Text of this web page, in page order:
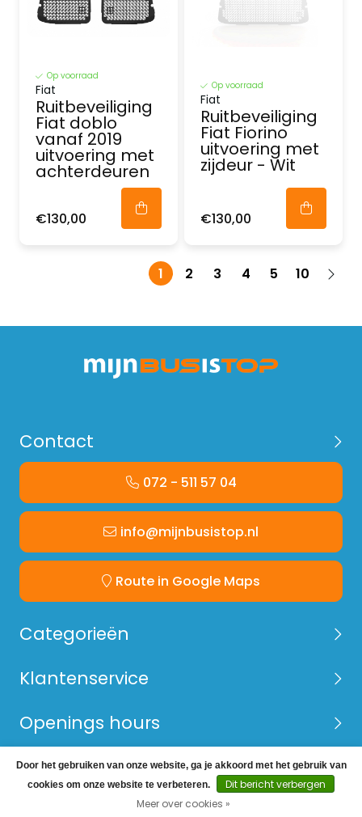
Op voorraad
Fiat
Ruitbeveiliging
Fiat doblo
vanaf 2019
uitvoering met
achterdeuren
€130,00
Op voorraad
Fiat
Ruitbeveiliging
Fiat Fiorino
uitvoering met
zijdeur - Wit
€130,00
1 2 3 4 5 10
Contact
072 - 511 57 04
info@mijnbusistop.nl
Route in Google Maps
Categorieën
Klantenservice
Openings hours
© Copyright 2026 Mijn Bus is Top -Webshop laten
maken
door Red Banana
Door het gebruiken van onze website, ga je akkoord met het gebruik van
cookies om onze website te verbeteren.
Dit bericht verbergen
Meer over cookies »